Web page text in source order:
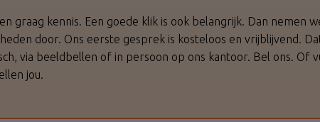
graag kennis. Een goede klik is ook belangrijk. Dan nemen
door. Ons eerste gesprek is kosteloos en vrijblijvend.
via beeldbellen of in persoon op ons kantoor. Bel ons. Of
jou.